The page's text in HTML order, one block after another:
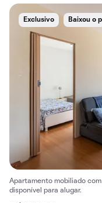
Exclusivo Baixou o
Apartamento mobiliado
disponível para alugar.